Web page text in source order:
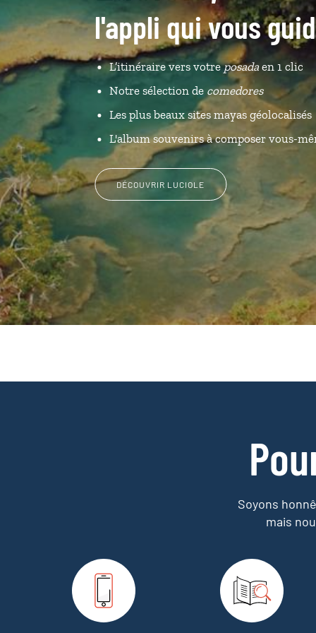
l'appli qui vous
L’itinéraire vers votreposadaen 1 clic
Notre sélection de comedores
Les plus beaux sites mayas géolocalisés
L'album souvenirs à composer vous-
DÉCOUVRIR LUCIOLE
Soyons
mais